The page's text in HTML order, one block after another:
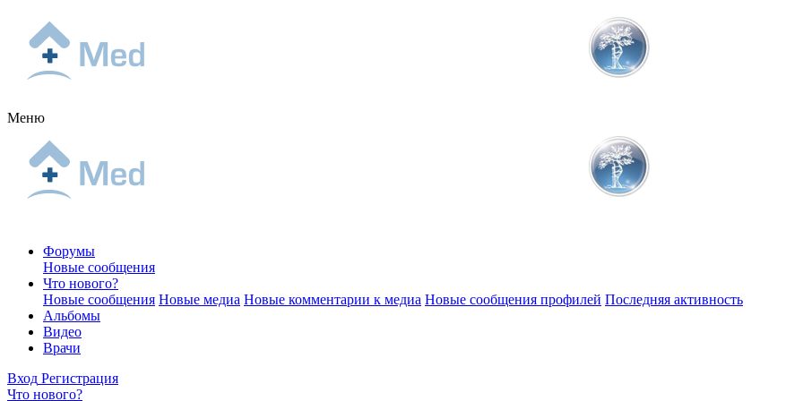
Меню
Форумы
Новые сообщения
Что нового?
Новые сообщения Новые медиа Новые комментарии к медиа Новые сообщения профилей Последняя активность
Альбомы
Видео
Врачи
Вход Регистрация
Что нового?